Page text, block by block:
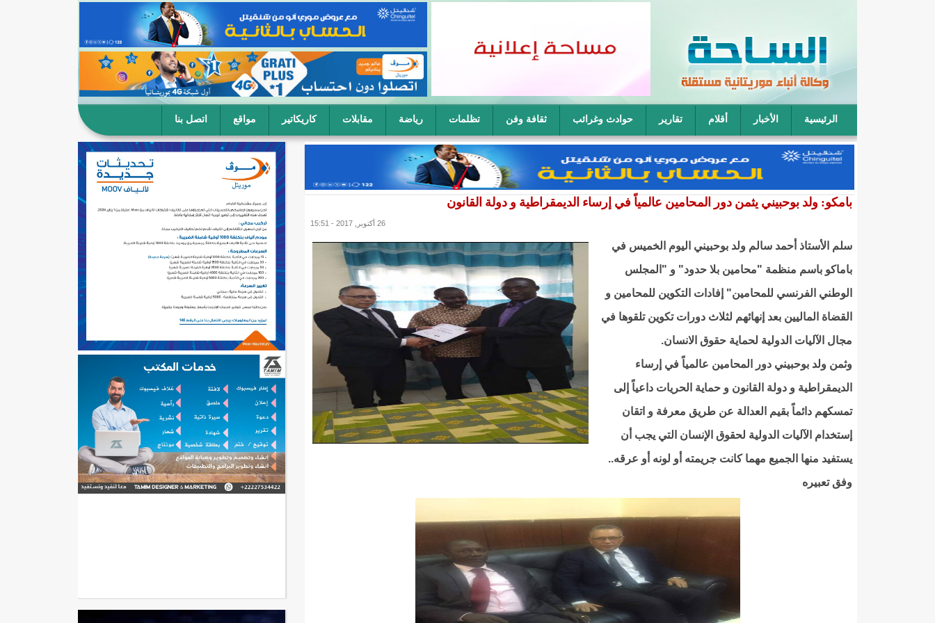
الرئيسية الأخبار أقلام تقارير حوادث وغرائب ثقافة وفن تظلمات رياضة مقابلات كاريكاتير مواقع اتصل بنا
فقيه موريتاني: يمكن لأربعة رجال أن يتناوبوا على نكاح سيدة في آن واحد
بامكو: ولد بوحبيني يثمن دور المحامين عالمياً في إرساء الديمقراطية و دولة القانون
26 أكتوبر, 2017 - 15:51
سلم الأستاذ أحمد سالم ولد بوحبيني اليوم الخميس في
باماكو باسم منظمة "محامين بلا حدود" و "المجلس
الوطني الفرنسي للمحامين" إفادات التكوين للمحامين و
القضاة الماليين بعد إنهائهم لثلاث دورات تكوين تلقوها في
مجال الآليات الدولية لحماية حقوق الانسان.
وثمن ولد بوحبيني دور المحامين عالمياً في إرساء
الديمقراطية و دولة القانون و حماية الحريات داعياً إلى
تمسكهم دائماً بقيم العدالة عن طريق معرفة و اتقان
إستخدام الآليات الدولية لحقوق الإنسان التي يجب أن
يستفيد منها الجميع مهما كانت جريمته أو لونه أو عرقه..
وفق تعبيره